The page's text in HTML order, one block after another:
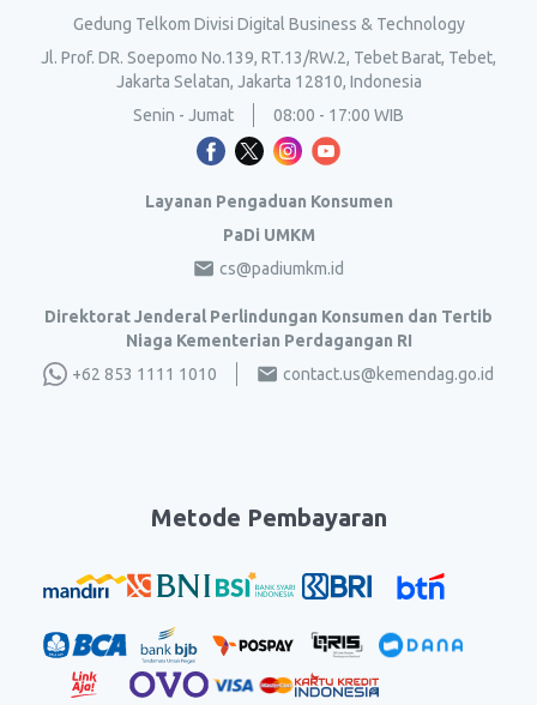
Gedung Telkom Divisi Digital Business & Technology
Jl. Prof. DR. Soepomo No.139, RT.13/RW.2, Tebet Barat, Tebet,
Jakarta Selatan, Jakarta 12810, Indonesia
Senin - Jumat
08:00 - 17:00 WIB
Layanan Pengaduan Konsumen
PaDi UMKM
cs@padiumkm.id
Direktorat Jenderal Perlindungan Konsumen dan Tertib
Niaga Kementerian Perdagangan RI
+62 853 1111 1010
contact.us@kemendag.go.id
Metode Pembayaran